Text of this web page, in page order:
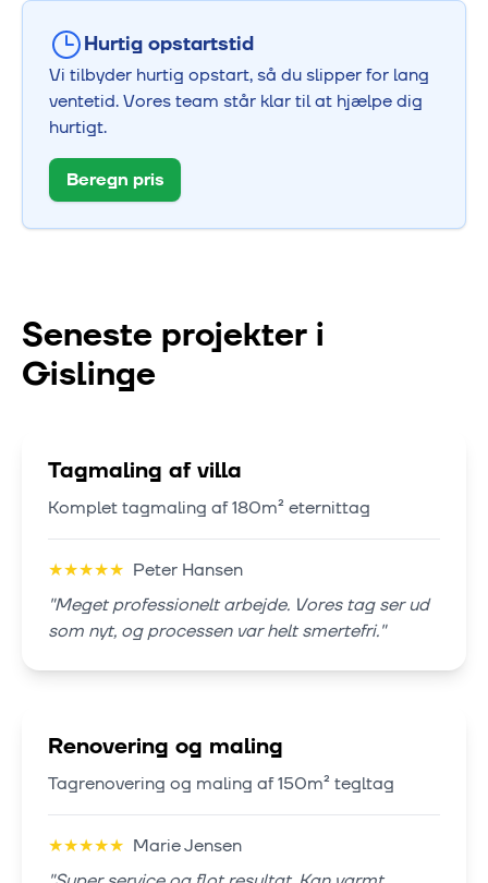
Hurtig opstartstid
Vi tilbyder hurtig opstart, så du slipper for lang
ventetid. Vores team står klar til at hjælpe dig
hurtigt.
Beregn pris
Seneste projekter i
Gislinge
Tagmaling af villa
Komplet tagmaling af 180m² eternittag
★★★★★ Peter Hansen
"Meget professionelt arbejde. Vores tag ser ud
som nyt, og processen var helt smertefri."
Renovering og maling
Tagrenovering og maling af 150m² tegltag
★★★★★ Marie Jensen